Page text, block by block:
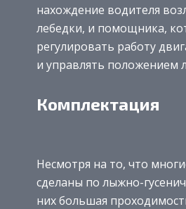
нахождение водителя
лебедки, и помощника,
регулировать работу
и управлять положением
Комплектация
Несмотря на то, что
сделаны по лыжно-
них большая